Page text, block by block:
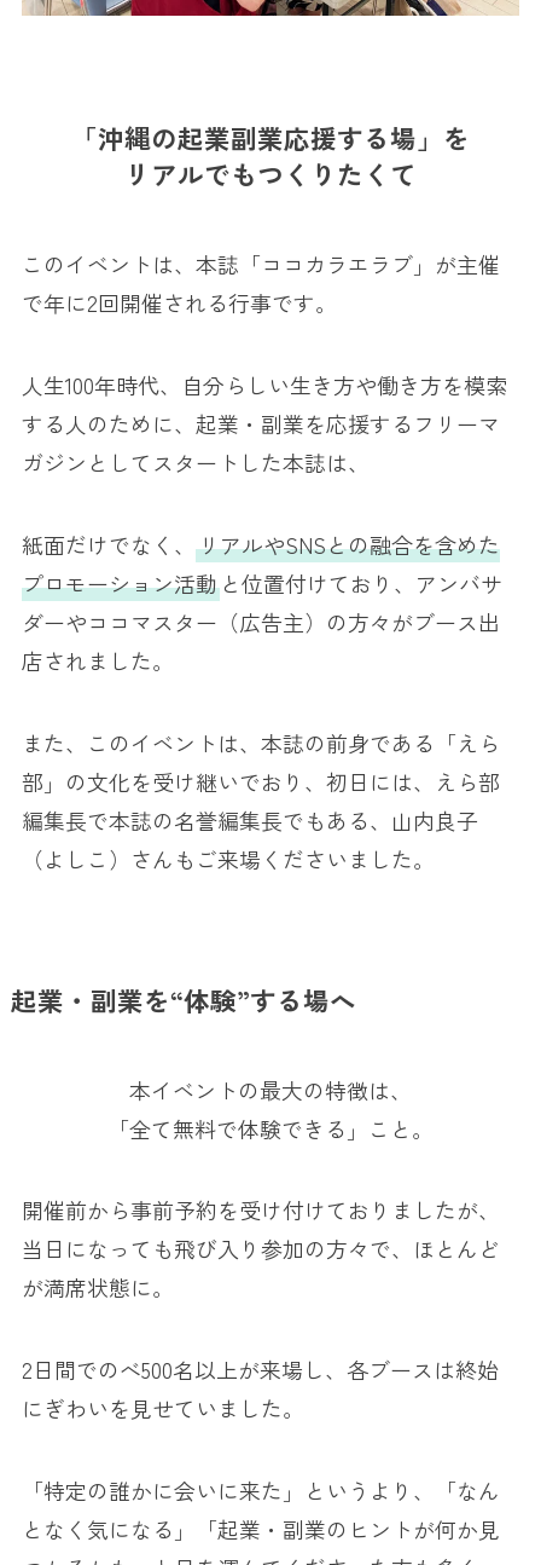
「沖縄の起業副業応援する場」を
リアルでもつくりたくて
このイベントは、本誌「ココカラエラブ」が主催
で年に2回開催される行事です。
人生100年時代、自分らしい生き方や働き方を模索
する人のために、起業・副業を応援するフリーマ
ガジンとしてスタートした本誌は、
紙面だけでなく、 リアルやSNSとの融合を含めた
プロモーション活動と位置付けており、アンバサ
ダーやココマスター（広告主）の方々がブース出
店されました。
また、このイベントは、本誌の前身である「えら
部」の文化を受け継いでおり、初日には、えら部
編集長で本誌の名誉編集長でもある、山内良子
（よしこ）さんもご来場くださいました。
起業・副業を“体験”する場へ
本イベントの最大の特徴は、
「全て無料で体験できる」こと。
開催前から事前予約を受け付けておりましたが、
当日になっても飛び入り参加の方々で、ほとんど
が満席状態に。
2日間でのべ500名以上が来場し、各ブースは終始
にぎわいを見せていました。
「特定の誰かに会いに来た」というより、「なん
となく気になる」「起業・副業のヒントが何か見